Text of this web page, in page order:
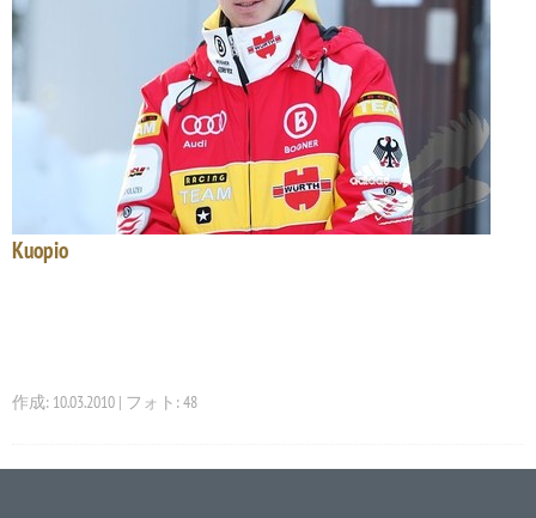
Kuopio
作成: 10.03.2010 | フォト: 48